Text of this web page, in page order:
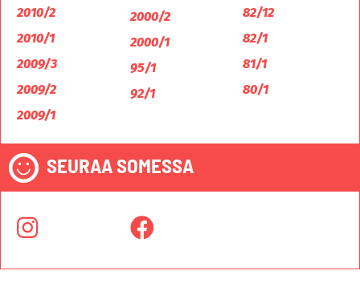
2010/2
2010/1
2009/3
2009/2
2009/1
2000/2
2000/1
95/1
92/1
82/12
82/1
81/1
80/1
SEURAA SOMESSA